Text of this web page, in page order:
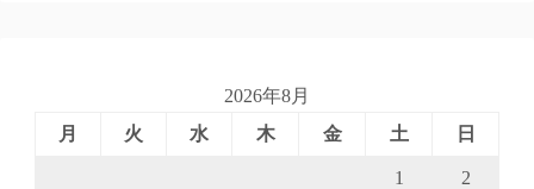
2026年8月
月
火 水 木 金 土 日
1 2